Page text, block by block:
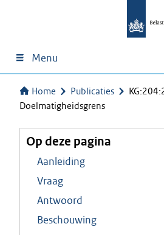
Menu
Home Publicaties
Doelmatigheidsgrens
Op deze pagina
Aanleiding
Vraag
Antwoord
Beschouwing